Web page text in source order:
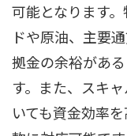
可能となります
ドや原油、主要
拠金の余裕があ
す。また、スキ
いても資金効率